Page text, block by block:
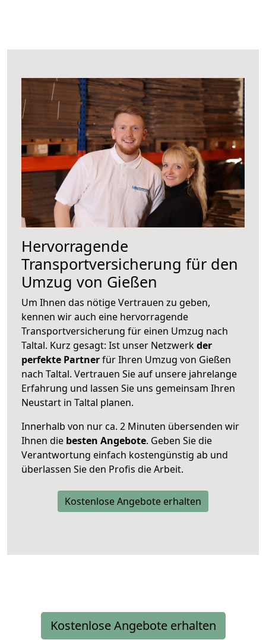
Hervorragende
Transportversicherung für den
Umzug von Gießen
Um Ihnen das nötige Vertrauen zu geben,
kennen wir auch eine hervorragende
Transportversicherung für einen Umzug nach
Taltal. Kurz gesagt: Ist unser Netzwerkder
perfekte Partnerfür Ihren Umzug von Gießen
nach Taltal. Vertrauen Sie auf unsere jahrelange
Erfahrung und lassen Sie uns gemeinsam Ihren
Neustart in Taltal planen.
Innerhalb von nur ca. 2 Minuten übersenden wir
Ihnen die besten Angebote. Geben Sie die
Verantwortung einfach kostengünstig ab und
überlassen Sie den Profis die Arbeit.
Kostenlose Angebote erhalten
Kostenlose Angebote erhalten